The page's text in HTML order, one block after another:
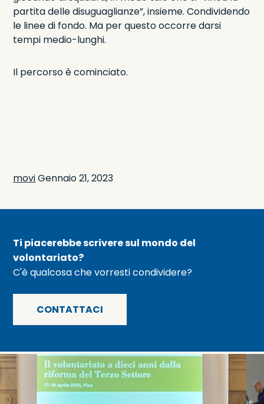
partita delle disuguaglianze”, insieme. Condividendo
le linee di fondo. Ma per questo occorre darsi
tempi medio-lunghi.
Il percorso è cominciato.
moviGennaio 21, 2023
Ti piacerebbe scrivere sul mondo del
volontariato?
C'è qualcosa che vorresti condividere?
CONTATTACI